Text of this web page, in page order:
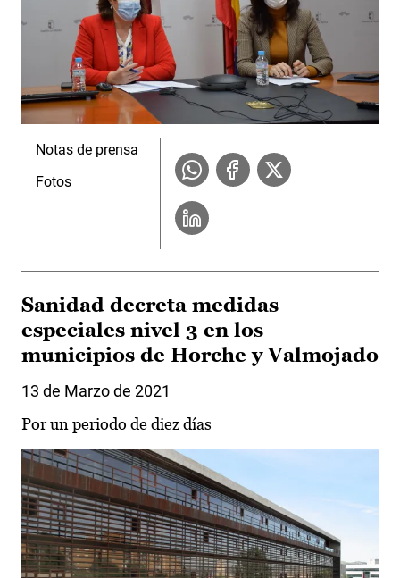
Notas de prensa
Fotos
Sanidad decreta medidas
especiales nivel 3 en los
municipios de Horche y Valmojado
13 de Marzo de 2021
Por un periodo de diez días